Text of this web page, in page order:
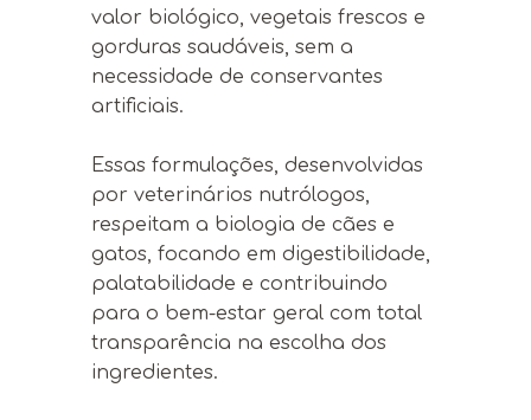
valor biológico, vegetais frescos e
gorduras saudáveis, sem a
necessidade de conservantes
artificiais.
Essas formulações, desenvolvidas
por veterinários nutrólogos,
respeitam a biologia de cães e
gatos, focando em digestibilidade,
palatabilidade e contribuindo
para o bem-estar geral com total
transparência na escolha dos
ingredientes.